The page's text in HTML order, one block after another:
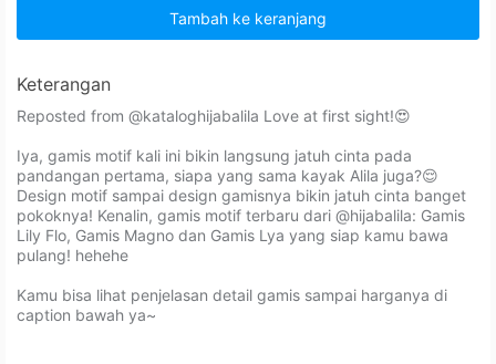
Tambah ke keranjang
Keterangan
Reposted from @kataloghijabalila Love at first sight!😍⁣⁣
Iya, gamis motif kali ini bikin langsung jatuh cinta pada
pandangan pertama, siapa yang sama kayak Alila juga?😌⁣⁣
Design motif sampai design gamisnya bikin jatuh cinta banget
pokoknya! Kenalin, gamis motif terbaru dari @hijabalila: Gamis
Lily Flo, Gamis Magno dan Gamis Lya yang siap kamu bawa
pulang! hehehe⁣⁣
Kamu bisa lihat penjelasan detail gamis sampai harganya di
caption bawah ya~⁣⁣